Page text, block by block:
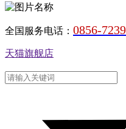
全国服务电话： 0856-
天猫旗舰店